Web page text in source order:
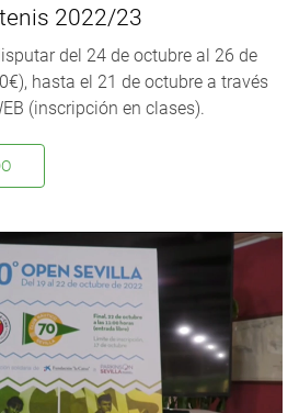
2022/23
del 24 de octubre al 26 de
hasta el 21 de octubre a través
(inscripción en clases).